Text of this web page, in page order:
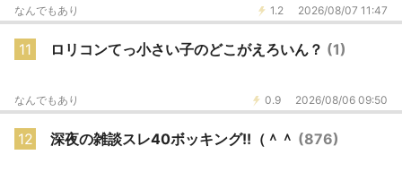
1.2 2026/08/07 11:47
なんでもあり
11 ロリコンてっ小さい子のどこがえろいん？ (1)
0.9 2026/08/06 09:50
なんでもあり
12 深夜の雑談スレ40ボッキング!!（＾＾ (876)